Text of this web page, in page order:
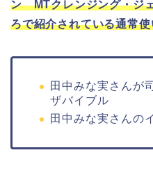
ン MTクレンジング・ジ
ろで紹介されている通常
田中みな実さんが
ザバイブル
田中みな実さんの